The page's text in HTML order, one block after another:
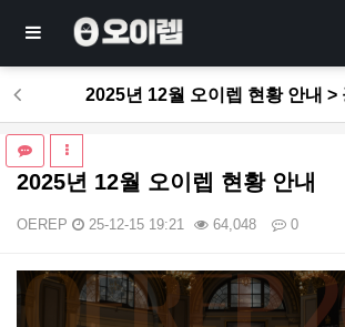
2025년 12월 오이렙 현황 안내 >
2025년 12월 오이렙 현황 안내
OEREP 25-12-15 19:21 64,048 0
본문